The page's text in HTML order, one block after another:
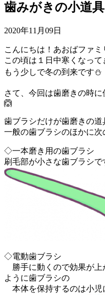
歯みがきの小道
2020年11月09日
こんにちは！あおばファ
この頃は１日中寒くなって
もう少しで冬の到来です⛄
さて、今回は歯磨きの時
🙆
歯ブラシだけが歯磨きの道
一般の歯ブラシのほかに
◇一本磨き用の歯ブラシ
刷毛部が小さな歯ブラシで
◇電動歯ブラシ
勝手に動くので効果が上
ように歯ブラシの
本体を保持するのは小児